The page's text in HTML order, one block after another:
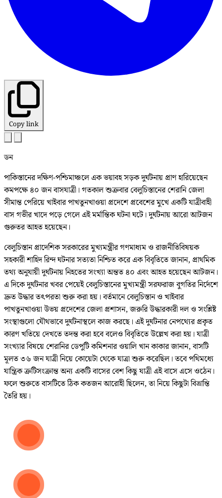
Copy link
ডন
পাকিস্তানের দক্ষিণ-পশ্চিমাঞ্চলে এক ভয়াবহ সড়ক দুর্ঘটনায় প্রাণ হারিয়েছেন
কমপক্ষে ৪০ জন বাসযাত্রী। গতকাল শুক্রবার বেলুচিস্তানের শেরানি জেলা
সীমান্ত পেরিয়ে খাইবার পাখতুনখাওয়া প্রদেশে প্রবেশের মুখে একটি যাত্রীবাহী
বাস গভীর খাদে পড়ে গেলে এই মর্মান্তিক ঘটনা ঘটে। দুর্ঘটনায় আরো আটজন
গুরুতর আহত হয়েছেন।
বেলুচিস্তান প্রাদেশিক সরকারের মুখ্যমন্ত্রীর গণমাধ্যম ও রাজনীতিবিষয়ক
সহকারী শাহিদ রিন্দ ঘটনার সত্যতা নিশ্চিত করে এক বিবৃতিতে জানান, প্রাথমিক
তথ্য অনুযায়ী দুর্ঘটনায় নিহতের সংখ্যা অন্তত ৪০ এবং আহত হয়েছেন আটজন।
এ দিকে দুর্ঘটনার খবর পেয়েই বেলুচিস্তানের মুখ্যমন্ত্রী সরফরাজ বুগতির নির্দেশে
দ্রুত উদ্ধার তৎপরতা শুরু করা হয়। বর্তমানে বেলুচিস্তান ও খাইবার
পাখতুনখাওয়া উভয় প্রদেশের জেলা প্রশাসন, জরুরি উদ্ধারকারী দল ও সংশ্লিষ্ট
সংস্থাগুলো যৌথভাবে দুর্ঘটনাস্থলে কাজ করছে। এই দুর্ঘটনার নেপথ্যের প্রকৃত
কারণ খতিয়ে দেখতে তদন্ত করা হবে বলেও বিবৃতিতে উল্লেখ করা হয়। যাত্রী
সংখ্যার বিষয়ে শেরানির ডেপুটি কমিশনার ওয়ালি খান কাকার জানান, বাসটি
মূলত ৩৬ জন যাত্রী নিয়ে কোয়েটা থেকে যাত্রা শুরু করেছিল। তবে পথিমধ্যে
যান্ত্রিক ত্রুটিসংক্রান্ত অন্য একটি বাসের বেশ কিছু যাত্রী এই বাসে এসে ওঠেন।
ফলে শুরুতে বাসটিতে ঠিক কতজন আরোহী ছিলেন, তা নিয়ে কিছুটা বিভ্রান্তি
তৈরি হয়।